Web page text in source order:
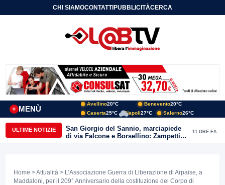
CHI SIAMOCONTATTIPUBBLICITÀCERCA
MENÙ
+
Avellino20°C Benevento20°C
Caserta25°C Napoli27°C Salerno26°C
ULTIME NOTIZIE
San Giorgio del Sannio, marciapiede
di via Falcone e Borsellino: Zampetti e
Lombardi replicano alle polemiche
11 ORE FA
Home >Attualità > L’Associazione Guerra di Liberazione di Arpaise, a
Maddaloni, per il 209° Anniversario della costituzione del Corpo di